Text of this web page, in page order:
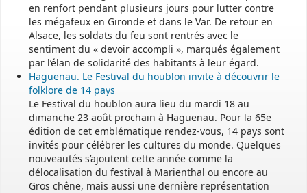
en renfort pendant plusieurs jours pour lutter contre
les mégafeux en Gironde et dans le Var. De retour en
Alsace, les soldats du feu sont rentrés avec le
sentiment du « devoir accompli », marqués également
par l’élan de solidarité des habitants à leur égard.
Haguenau. Le Festival du houblon invite à découvrir le
folklore de 14 pays
Le Festival du houblon aura lieu du mardi 18 au
dimanche 23 août prochain à Haguenau. Pour la 65e
édition de cet emblématique rendez-vous, 14 pays sont
invités pour célébrer les cultures du monde. Quelques
nouveautés s’ajoutent cette année comme la
délocalisation du festival à Marienthal ou encore au
Gros chêne, mais aussi une dernière représentation